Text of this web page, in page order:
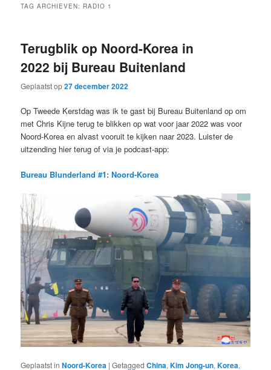
TAG ARCHIEVEN: RADIO 1
Terugblik op Noord-Korea in
2022 bij Bureau Buitenland
Geplaatst op27 december 2022
Op Tweede Kerstdag was ik te gast bij Bureau Buitenland op om
met Chris Kijne terug te blikken op wat voor jaar 2022 was voor
Noord-Korea en alvast vooruit te kijken naar 2023. Luister de
uitzending hier terug of via je podcast-app:
Bureau Blunderland #1: Noord-Korea
Geplaatst in Noord-Korea |Getagged China,Kim Jong-un,Korea,